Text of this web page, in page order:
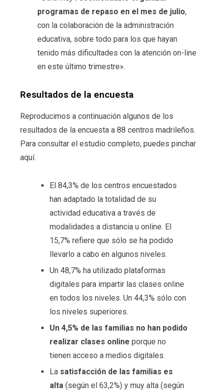
programas de repaso en el mes de julio,
con la colaboración de la administración
educativa, sobre todo para los que hayan
tenido más dificultades con la atención on-line
en este último trimestre».
Resultados de la encuesta
Reproducimos a continuación algunos de los
resultados de la encuesta a 88 centros madrileños.
Para consultar el estudio completo, puedes pinchar
aquí.
El 84,3% de los centros encuestados
han adaptado la totalidad de su
actividad educativa a través de
modalidades a distancia u online. El
15,7% refiere que sólo se ha podido
llevarlo a cabo en algunos niveles.
Un 48,7% ha utilizado plataformas
digitales para impartir las clases online
en todos los niveles. Un 44,3% sólo con
los niveles superiores.
Un 4,5% de las familias no han podido
realizar clases online porque no
tienen acceso a medios digitales.
La satisfacción de las familias es
alta(según el 63,2%) y muy alta (según